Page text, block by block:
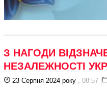
З НАГОДИ
НЕЗАЛЕЖНОСТІ
23 Серпня 2024 року , 08:57 |